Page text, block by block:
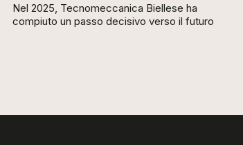
Nel 2025, Tecnomeccanica Biellese ha
compiuto un passo decisivo verso il futuro